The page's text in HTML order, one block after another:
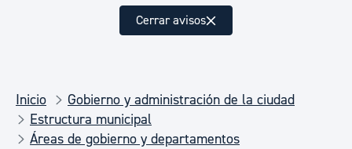
Cerrar avisos
Inicio
Gobierno y administración de la ciudad
Estructura municipal
Áreas de gobierno y departamentos